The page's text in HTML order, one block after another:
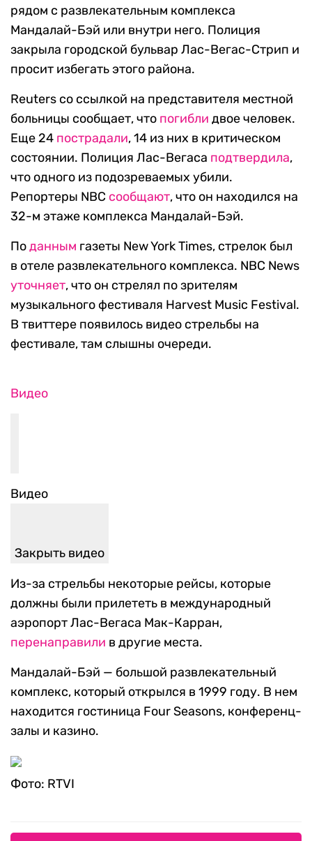
рядом с развлекательным комплекса
Мандалай-Бэй или внутри него. Полиция
закрыла городской бульвар Лас-Вегас-Стрип и
просит избегать этого района.
Reuters со ссылкой на представителя местной
больницы сообщает, что погибли двое человек.
Еще 24 пострадали, 14 из них в критическом
состоянии. Полиция Лас-Вегаса подтвердила,
что одного из подозреваемых убили.
Репортеры NBC сообщают, что он находился на
32-м этаже комплекса Мандалай-Бэй.
Поданным газеты New York Times, стрелок был
в отеле развлекательного комплекса. NBC News
уточняет, что он стрелял по зрителям
музыкального фестиваля Harvest Music Festival.
В твиттере появилось видео стрельбы на
фестивале, там слышны очереди.
Видео
Видео
Закрыть видео
Из-за стрельбы некоторые рейсы, которые
должны были прилететь в международный
аэропорт Лас-Вегаса Мак-Карран,
перенаправили в другие места.
Мандалай-Бэй — большой развлекательный
комплекс, который открылся в 1999 году. В нем
находится гостиница Four Seasons, конференц-
залы и казино.
Фото: RTVI